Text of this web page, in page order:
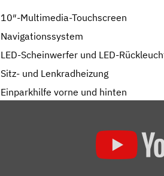
10″-Multimedia-Touchscreen
Navigationssystem
LED-Scheinwerfer und LED-
Sitz- und Lenkradheizung
Einparkhilfe vorne und hinten